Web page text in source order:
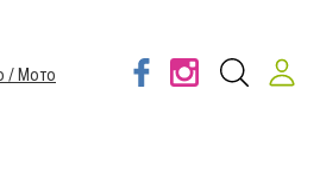
/ Мото